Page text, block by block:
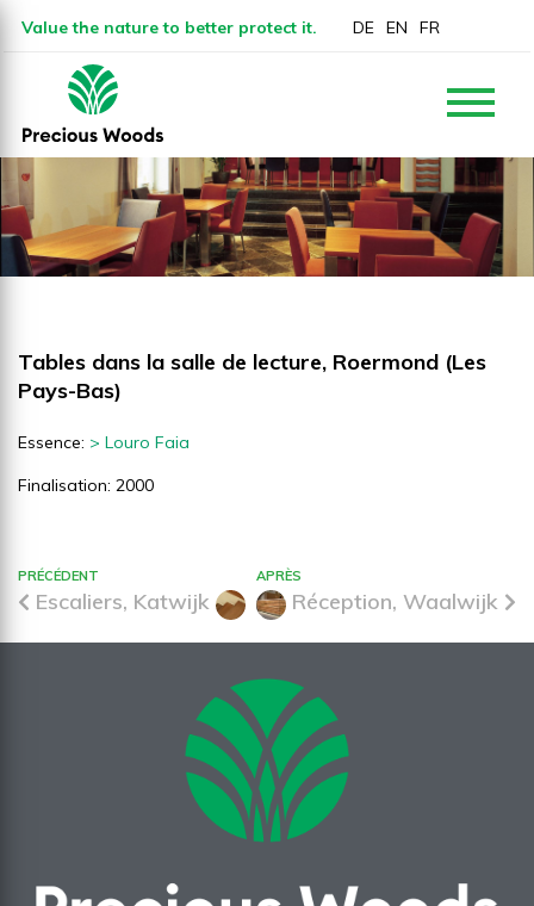
Value the nature to better protect it. DE EN FR
Tables dans la salle de lecture, Roermond (Les
Pays-Bas)
Essence: > Louro Faia
Finalisation: 2000
PRÉCÉDENT
Escaliers, Katwijk
APRÈS
Réception, Waalwijk